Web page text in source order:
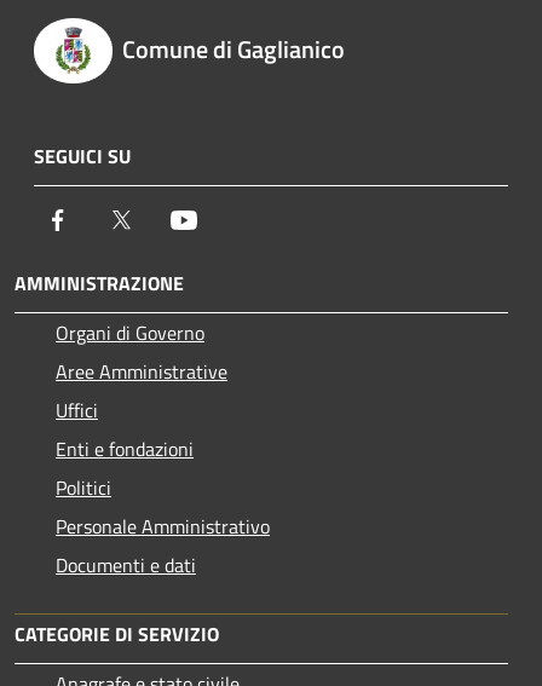
Comune di Gaglianico
SEGUICI SU
Facebook Twitter
AMMINISTRAZIONE
Organi di Governo
Aree Amministrative
Uffici
Enti e fondazioni
Politici
Personale Amministrativo
Documenti e dati
CATEGORIE DI SERVIZIO